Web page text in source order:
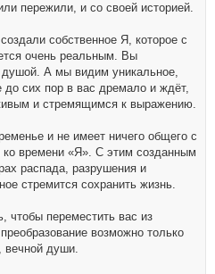
пережили, и со своей историей.
собственное Я, которое с
очень реальным. Вы
душой. А мы видим уникальное,
до сих пор в вас дремало и ждёт,
и стремящимся к выражению.
и не имеет ничего общего с
времени «Я». С этим созданным
распада, разрушения и
стремится сохранить жизнь.
чтобы переместить вас из
возможно только
вечной души.